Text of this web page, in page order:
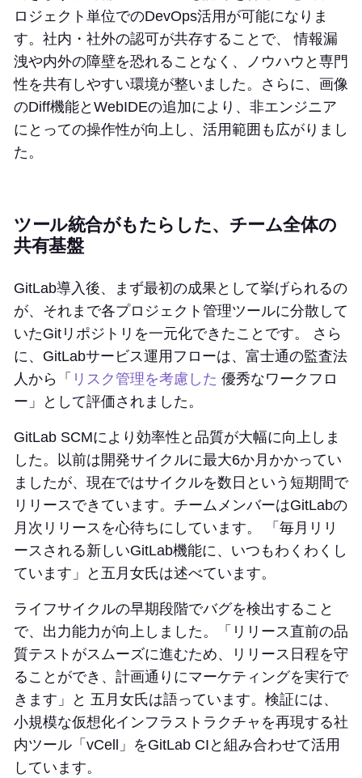
ロジェクト単位でのDevOps活用が可能になりま
す。社内・社外の認可が共存することで、 情報漏
洩や内外の障壁を恐れることなく、ノウハウと専門
性を共有しやすい環境が整いました。さらに、画像
のDiff機能とWebIDEの追加により、非エンジニア
にとっての操作性が向上し、活用範囲も広がりまし
た。
ツール統合がもたらした、チーム全体の
共有基盤
GitLab導入後、まず最初の成果として挙げられるの
が、それまで各プロジェクト管理ツールに分散して
いたGitリポジトリを一元化できたことです。 さら
に、GitLabサービス運用フローは、富士通の監査法
人から「 リスク管理を考慮した 優秀なワークフロ
ー」として評価されました。
GitLab SCMにより効率性と品質が大幅に向上しま
した。以前は開発サイクルに最大6か月かかってい
ましたが、現在ではサイクルを数日という短期間で
リリースできています。チームメンバーはGitLabの
月次リリースを心待ちにしています。 「毎月リリ
ースされる新しいGitLab機能に、いつもわくわくし
ています」と五月女氏は述べています。
ライフサイクルの早期段階でバグを検出すること
で、出力能力が向上しました。「リリース直前の品
質テストがスムーズに進むため、リリース日程を守
ることができ、計画通りにマーケティングを実行で
きます」と 五月女氏は語っています。検証には、
小規模な仮想化インフラストラクチャを再現する社
内ツール「vCell」をGitLab CIと組み合わせて活用
しています。